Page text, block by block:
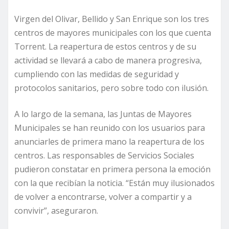
Virgen del Olivar, Bellido y San Enrique son los tres
centros de mayores municipales con los que cuenta
Torrent. La reapertura de estos centros y de su
actividad se llevará a cabo de manera progresiva,
cumpliendo con las medidas de seguridad y
protocolos sanitarios, pero sobre todo con ilusión.
A lo largo de la semana, las Juntas de Mayores
Municipales se han reunido con los usuarios para
anunciarles de primera mano la reapertura de los
centros. Las responsables de Servicios Sociales
pudieron constatar en primera persona la emoción
con la que recibían la noticia. “Están muy ilusionados
de volver a encontrarse, volver a compartir y a
convivir”, aseguraron.